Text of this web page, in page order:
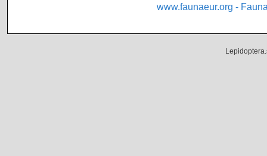
www.faunaeur.org -